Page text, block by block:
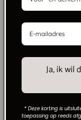
lichtbronnen:
Levertijd:
Vragen over
Ja, ik wil
* Deze korting is
toepassing op reeds